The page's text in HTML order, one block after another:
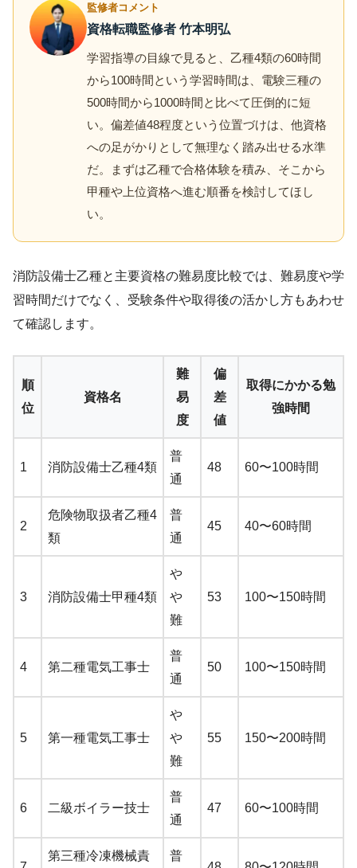
監修者コメント
資格転職監修者 竹本明弘
学習指導の目線で見ると、乙種4類の60時間
から100時間という学習時間は、電験三種の
500時間から1000時間と比べて圧倒的に短
い。偏差値48程度という位置づけは、他資格
への足がかりとして無理なく踏み出せる水準
だ。まずは乙種で合格体験を積み、そこから
甲種や上位資格へ進む順番を検討してほし
い。
消防設備士乙種と主要資格の難易度比較では、難易度や学
習時間だけでなく、受験条件や取得後の活かし方もあわせ
て確認します。
順
位
資格名
難
易
度
偏
差
値
取得にかかる勉
強時間
1 消防設備士乙種4類
普
通
48 60〜100時間
2
危険物取扱者乙種4
類
普
通
45 40〜60時間
3 消防設備士甲種4類
や
や
難
53 100〜150時間
4 第二種電気工事士
普
通
50 100〜150時間
5 第一種電気工事士
や
や
難
55 150〜200時間
6 二級ボイラー技士
普
通
47 60〜100時間
第三種冷凍機械責
普